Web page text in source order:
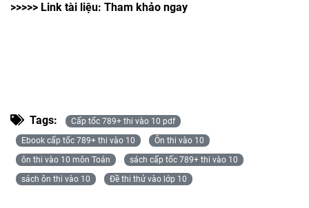
>>>>> Link tài liệu: Tham khảo ngay
Tags:
Cấp tốc 789+ thi vào 10 pdf
Ebook cấp tốc 789+ thi vào 10
Ôn thi vào 10
ôn thi vào 10 môn Toán
sách cấp tốc 789+ thi vào 10
sách ôn thi vào 10
Đề thi thử vào lớp 10